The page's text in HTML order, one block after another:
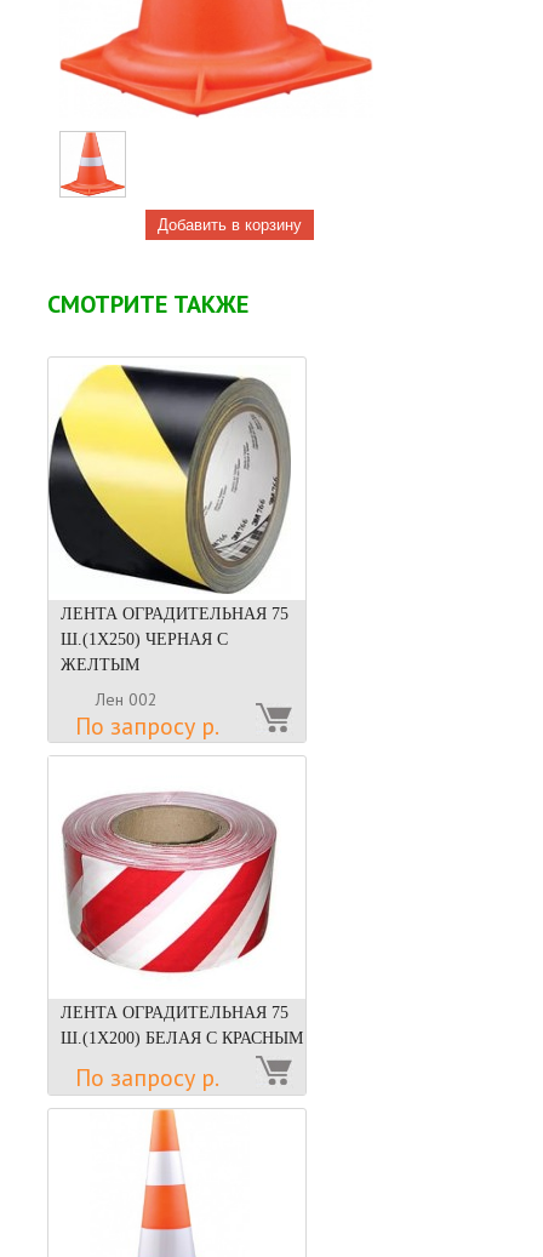
СМОТРИТЕ ТАКЖЕ
ЛЕНТА ОГРАДИТЕЛЬНАЯ 75
Ш.(1Х250) ЧЕРНАЯ С
ЖЕЛТЫМ
Лен 002
По запросу р.
ЛЕНТА ОГРАДИТЕЛЬНАЯ 75
Ш.(1Х200) БЕЛАЯ С КРАСНЫМ
По запросу р.